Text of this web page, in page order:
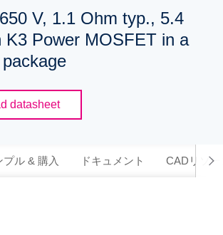
V, 1.1 Ohm typ., 5.4
K3 Power MOSFET in a
datasheet
プル & 購入 ドキュメント CADリソー